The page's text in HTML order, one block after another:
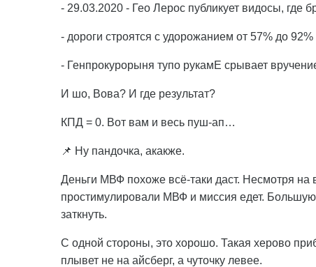
- 29.03.2020 - Гео Лерос публикует видосы, где
- дороги строятся с удорожанием от 57% до
- Генпрокурорыня тупо рукамЕ срывает
И шо, Вова? И где результат?
КПД = 0. Вот вам и весь пуш-ап…
📌 Ну пандочка, акакже.
Деньги МВФ похоже всё-таки даст. Несмотря
простимулировали МВФ и миссия едет.
заткнуть.
С одной стороны, это хорошо. Такая херово
плывет не на айсберг, а чуточку левее.